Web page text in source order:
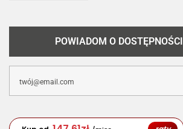
POWIADOM O DOSTĘPNOŚCI